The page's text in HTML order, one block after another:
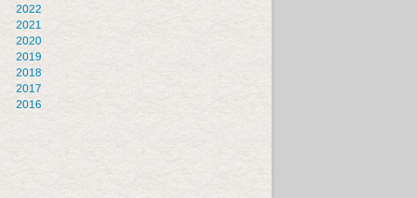
2022
2021
2020
2019
2018
2017
2016